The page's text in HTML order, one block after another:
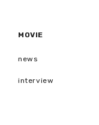
MOVIE
news
interview